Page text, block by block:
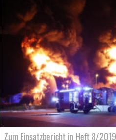
Zum Einsatzbericht in Heft 8/2019